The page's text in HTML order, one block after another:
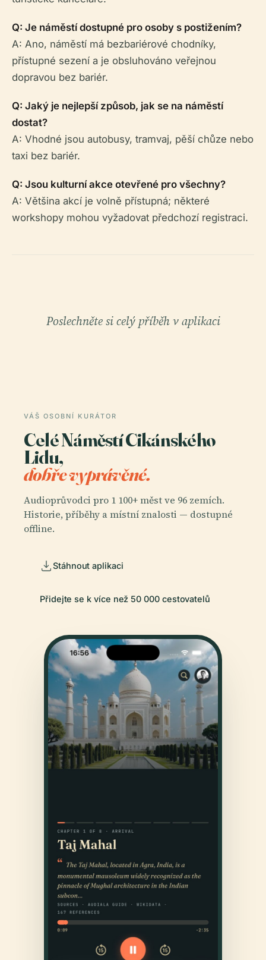
Q: Je náměstí dostupné pro osoby s postižením?
A: Ano, náměstí má bezbariérové chodníky,
přístupné sezení a je obsluhováno veřejnou
dopravou bez bariér.
Q: Jaký je nejlepší způsob, jak se na náměstí
dostat?
A: Vhodné jsou autobusy, tramvaj, pěší chůze nebo
taxi bez bariér.
Q: Jsou kulturní akce otevřené pro všechny?
A: Většina akcí je volně přístupná; některé
workshopy mohou vyžadovat předchozí registraci.
Poslechněte si celý příběh v aplikaci
VÁŠ OSOBNÍ KURÁTOR
Celé Náměstí Cikánského
Lidu,
dobře vyprávěné.
Audioprůvodci pro 1 100+ měst ve 96 zemích.
Historie, příběhy a místní znalosti — dostupné
offline.
Stáhnout aplikaci
Přidejte se k více než 50 000 cestovatelů